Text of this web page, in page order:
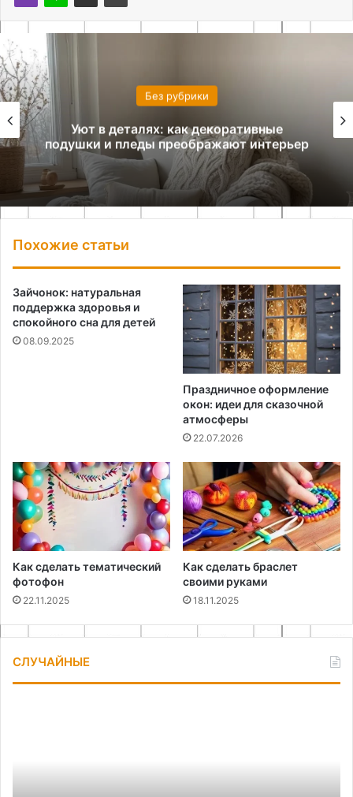
Без рубрики
Уют в деталях: как декоративные
подушки и пледы преображают интерьер
Похожие статьи
Зайчонок: натуральная
поддержка здоровья и
спокойного сна для детей
08.09.2025
Праздничное оформление
окон: идеи для сказочной
атмосферы
22.07.2026
Как сделать тематический
фотофон
22.11.2025
Как сделать браслет
своими руками
18.11.2025
СЛУЧАЙНЫЕ